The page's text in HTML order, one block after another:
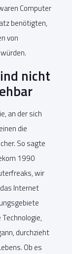
Computer
benötigten,
von
nicht
an der sich
die
So sagte
1990
wir
Internet
durchzieht
Ob es